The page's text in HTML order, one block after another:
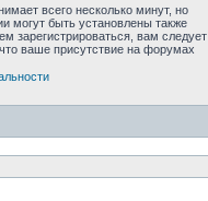
всего несколько минут, но
могут быть установлены также
зарегистрироваться, вам следует
ваше присутствие на форумах